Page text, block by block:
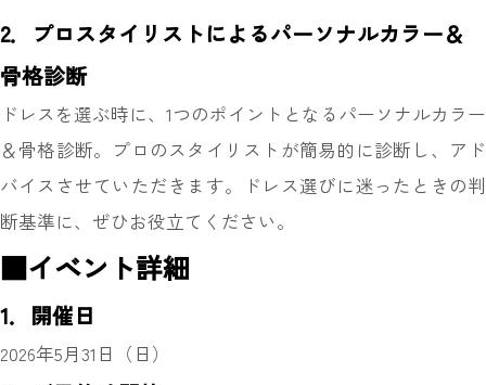
2．プロスタイリストによるパーソナルカラー＆
骨格診断
ドレスを選ぶ時に、1つのポイントとなるパーソナルカラー
＆骨格診断。プロのスタイリストが簡易的に診断し、アド
バイスさせていただきます。ドレス選びに迷ったときの判
断基準に、ぜひお役立てください。
■イベント詳細
1．開催日
2026年5月31日（日）